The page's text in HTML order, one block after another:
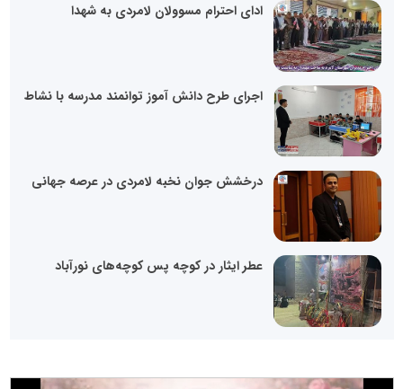
ادای احترام مسوولان لامردی به شهدا
اجرای طرح دانش آموز توانمند مدرسه با نشاط
درخشش جوان نخبه لامردی در عرصه جهانی
عطر ایثار در کوچه پس کوچه‌های نورآباد